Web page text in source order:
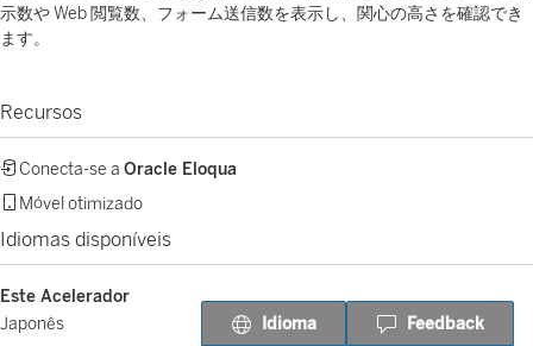
示数や Web 閲覧数、フォーム送信数を表示し、関心の高さを確認でき
ます。
Recursos
Conecta-se a Oracle Eloqua
Móvel otimizado
Idiomas disponíveis
Este Acelerador
Japonês
Idioma Feedback